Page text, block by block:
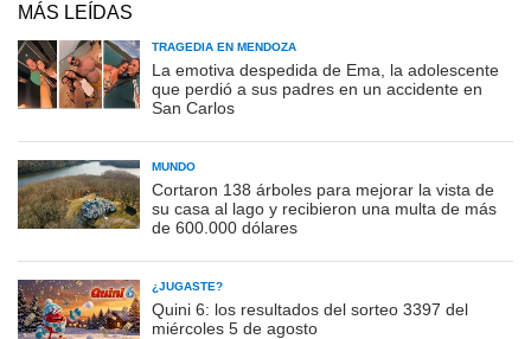
MÁS LEÍDAS
TRAGEDIA EN MENDOZA
La emotiva despedida de Ema, la adolescente
que perdió a sus padres en un accidente en
San Carlos
MUNDO
Cortaron 138 árboles para mejorar la vista de
su casa al lago y recibieron una multa de más
de 600.000 dólares
¿JUGASTE?
Quini 6: los resultados del sorteo 3397 del
miércoles 5 de agosto